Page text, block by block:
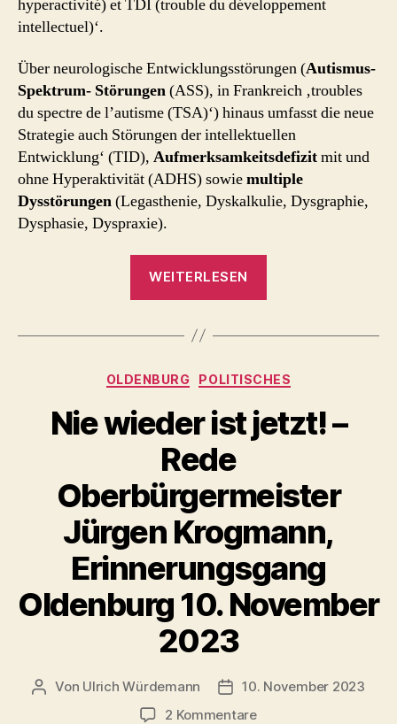
hyperactivité) et TDI (trouble du développement
intellectuel)‘.
Über neurologische Entwicklungsstörungen (Autismus-
Spektrum- Störungen(ASS), in Frankreich ‚troubles
du spectre de l’autisme (TSA)‘) hinaus umfasst die neue
Strategie auch Störungen der intellektuellen
Entwicklung‘ (TID), Aufmerksamkeitsdefizitmit und
ohne Hyperaktivität (ADHS) sowiemultiple
Dysstörungen(Legasthenie, Dyskalkulie, Dysgraphie,
Dysphasie, Dyspraxie).
WEITERLESEN
Frankreich
Nationale
Strategie
aus“
Kategorien
OLDENBURG POLITISCHES
Nie wieder ist jetzt! –
Rede
Oberbürgermeister
Jürgen Krogmann,
Erinnerungsgang
Oldenburg 10. November
2023
Beitragsautor
Von Ulrich Würdemann Beitragsdatum
10. November 2023
2 Kommentarezu